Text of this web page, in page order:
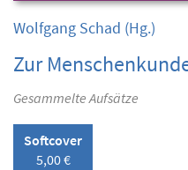
Wolfgang Schad (Hg.)
Zur
Gesammelte Aufsätze
Softcover
5,00 €